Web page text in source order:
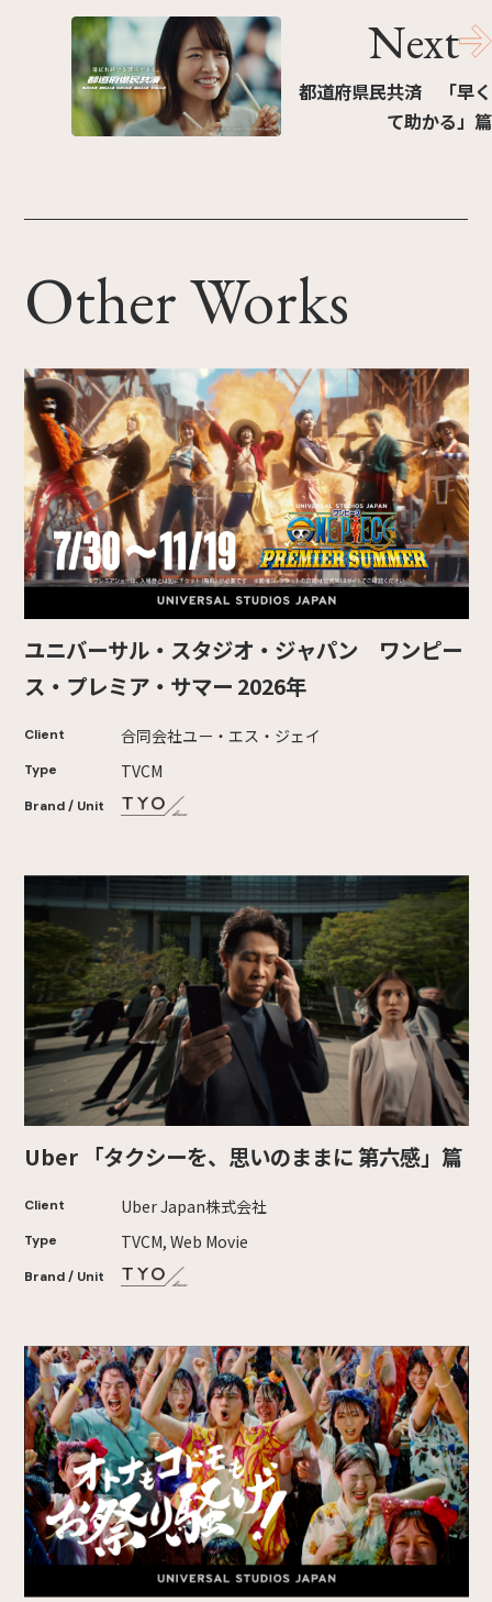
Next
都道府県民共済 「早く
て助かる」篇
Other Works
ユニバーサル・スタジオ・ジャパン ワンピー
ス・プレミア・サマー 2026年
Client 合同会社ユー・エス・ジェイ
Type TVCM
Brand / Unit
Uber 「タクシーを、思いのままに 第六感」篇
Client Uber Japan株式会社
Type TVCM, Web Movie
Brand / Unit